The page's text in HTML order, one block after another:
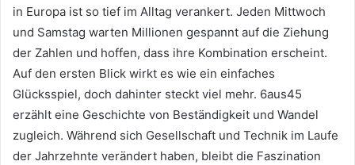
in Europa ist so tief im Alltag verankert. Jeden Mittwoch
und Samstag warten Millionen gespannt auf die Ziehung
der Zahlen und hoffen, dass ihre Kombination erscheint.
Auf den ersten Blick wirkt es wie ein einfaches
Glücksspiel, doch dahinter steckt viel mehr. 6aus45
erzählt eine Geschichte von Beständigkeit und Wandel
zugleich. Während sich Gesellschaft und Technik im Laufe
der Jahrzehnte verändert haben, bleibt die Faszination